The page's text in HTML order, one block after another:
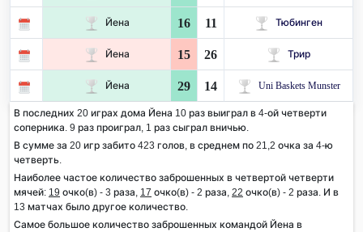
Йена 16 11 Тюбинген
Йена 15 26 Трир
Йена 29 14 Uni Baskets Munster
В последних 20 играх дома Йена 10 раз выиграл в 4-ой четверти
соперника. 9 раз проиграл, 1 раз сыграл вничью.
В сумме за 20 игр забито 423 голов, в среднем по 21,2 очка за 4-ю
четверть.
Наиболее частое количество заброшенных в четвертой четверти
мячей: 19 очко(в) - 3 раза, 17 очко(в) - 2 раза, 22 очко(в) - 2 раза. И в
13 матчах было другое количество.
Самое большое количество заброшенных командой Йена в